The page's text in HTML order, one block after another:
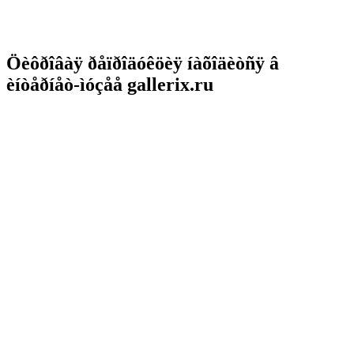
Öèôðîâàÿ ðåïðîäóêöèÿ íàõîäèòñÿ â
èíòåðíåò-ìóçåå gallerix.ru